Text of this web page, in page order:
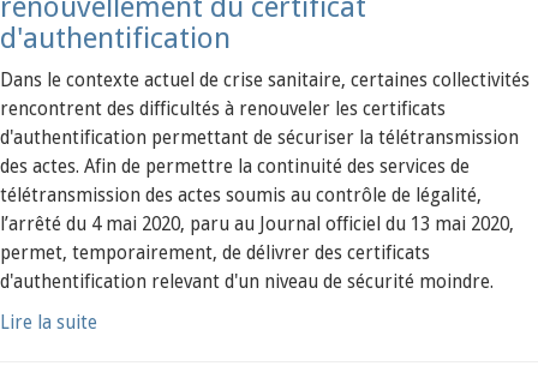
renouvellement du certificat
d'authentification
Dans le contexte actuel de crise sanitaire, certaines collectivités
rencontrent des difficultés à renouveler les certificats
d'authentification permettant de sécuriser la télétransmission
des actes. Afin de permettre la continuité des services de
télétransmission des actes soumis au contrôle de légalité,
l’arrêté du 4 mai 2020, paru au Journal officiel du 13 mai 2020,
permet, temporairement, de délivrer des certificats
d'authentification relevant d'un niveau de sécurité moindre.
Lire la suite